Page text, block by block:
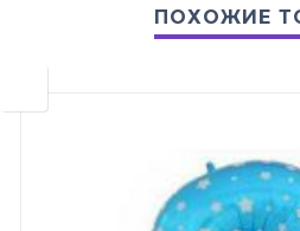
ПОХОЖИЕ